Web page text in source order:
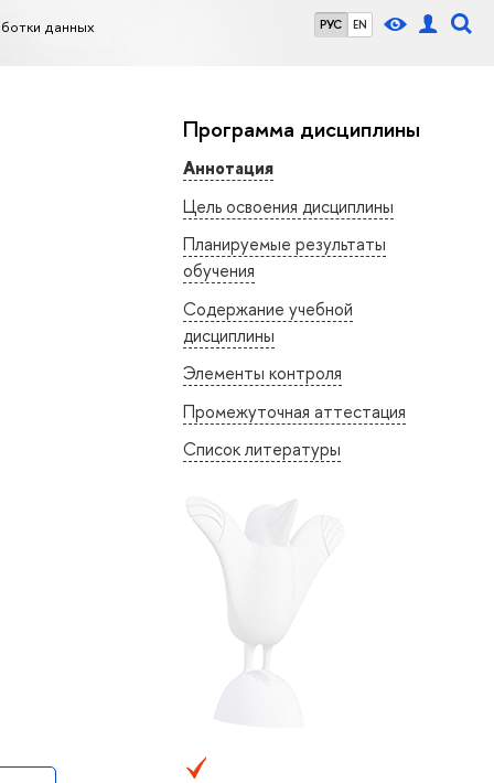
РУС EN
данных
Программа дисциплины
Аннотация
Цель освоения дисциплины
Планируемые результаты
обучения
Содержание учебной
дисциплины
Элементы контроля
Промежуточная аттестация
Список литературы